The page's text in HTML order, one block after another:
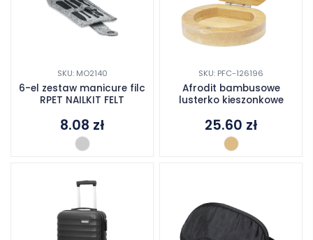
SKU: MO2140
6-el zestaw manicure filc
RPET NAILKIT FELT
8.08 zł
SKU: PFC-126196
Afrodit bambusowe
lusterko kieszonkowe
25.60 zł